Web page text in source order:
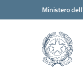
Vai ai contenuti
Vai al menu diMinistero
della scuola